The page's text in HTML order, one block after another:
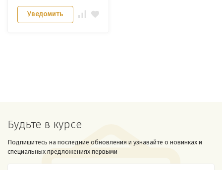
Уведомить
Будьте в курсе
Подпишитесь на последние обновления и узнавайте о новинках и
специальных предложениях первыми